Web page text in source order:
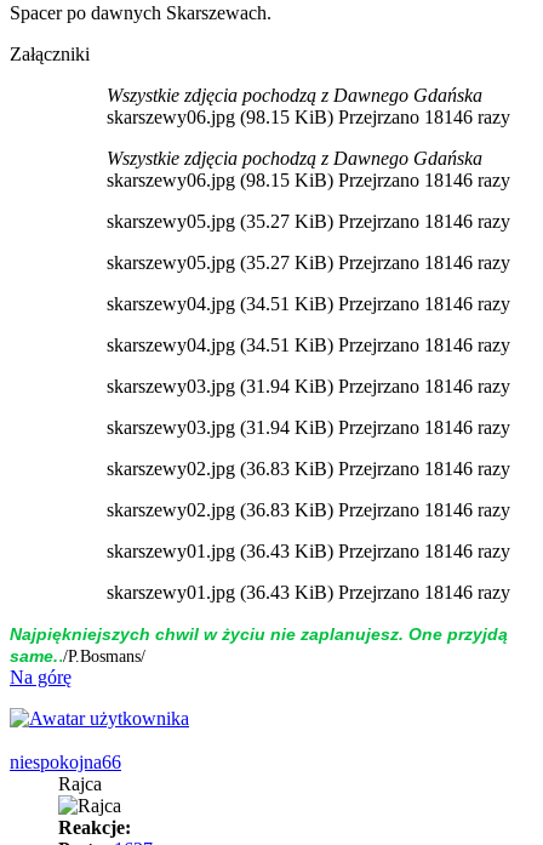
Spacer po dawnych Skarszewach.
Załączniki
Wszystkie zdjęcia pochodzą z Dawnego Gdańska
skarszewy06.jpg (98.15 KiB) Przejrzano 18146 razy
Wszystkie zdjęcia pochodzą z Dawnego Gdańska
skarszewy06.jpg (98.15 KiB) Przejrzano 18146 razy
skarszewy05.jpg (35.27 KiB) Przejrzano 18146 razy
skarszewy05.jpg (35.27 KiB) Przejrzano 18146 razy
skarszewy04.jpg (34.51 KiB) Przejrzano 18146 razy
skarszewy04.jpg (34.51 KiB) Przejrzano 18146 razy
skarszewy03.jpg (31.94 KiB) Przejrzano 18146 razy
skarszewy03.jpg (31.94 KiB) Przejrzano 18146 razy
skarszewy02.jpg (36.83 KiB) Przejrzano 18146 razy
skarszewy02.jpg (36.83 KiB) Przejrzano 18146 razy
skarszewy01.jpg (36.43 KiB) Przejrzano 18146 razy
skarszewy01.jpg (36.43 KiB) Przejrzano 18146 razy
Naj­piękniej­szych chwil w życiu nie zap­la­nujesz. One przyjdą
same../P.Bosmans/
Na górę
niespokojna66
Rajca
Reakcje: